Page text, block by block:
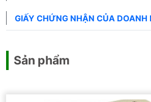
GIẤY CHỨNG NHẬN CỦA DOANH
Sản phẩm